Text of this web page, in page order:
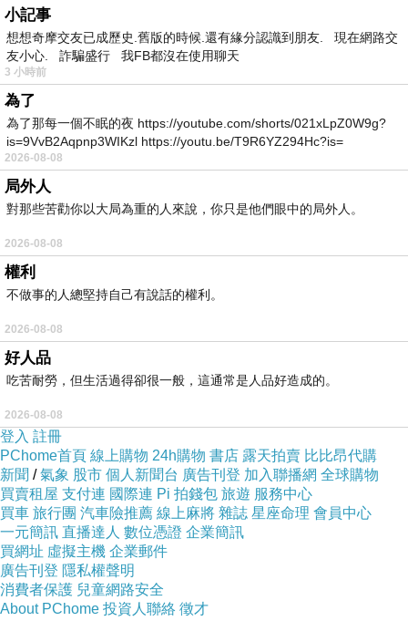
商品訊息功能:
品號：2960156
美國專櫃香氛保養品牌
本產品絕無添加 防腐劑 礦物油
Aperio明星商品
部落客一致好評
回購率百分百
紅豆水消水腫>【美國加州 Aperio】金盞花修護平衡水凝
霜30ML
小記事
想想奇摩交友已成歷史.舊版的時候.還有緣分認識到朋友. 現在網路交
友小心. 詐騙盛行 我FB都沒在使用聊天
3 小時前
為了
為了那每一個不眠的夜 https://youtube.com/shorts/021xLpZ0W9g?
is=9VvB2Aqpnp3WIKzl https://youtu.be/T9R6YZ294Hc?is=
2026-08-08
局外人
對那些苦勸你以大局為重的人來說，你只是他們眼中的局外人。
2026-08-08
權利
不做事的人總堅持自己有說話的權利。
2026-08-08
好人品
吃苦耐勞，但生活過得卻很一般，這通常是人品好造成的。
2026-08-08
登入 註冊
PChome首頁 線上購物 24h購物 書店 露天拍賣 比比昂代購
新聞 /氣象 股市 個人新聞台 廣告刊登 加入聯播網 全球購物
買賣租屋 支付連 國際連 Pi 拍錢包 旅遊 服務中心
買車 旅行團 汽車險推薦 線上麻將 雜誌 星座命理 會員中心
一元簡訊 直播達人 數位憑證 企業簡訊
買網址 虛擬主機 企業郵件
廣告刊登 隱私權聲明
消費者保護 兒童網路安全
About PChome 投資人聯絡 徵才